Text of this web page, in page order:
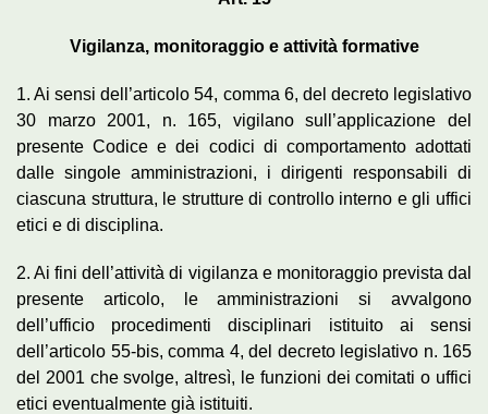
Vigilanza, monitoraggio e attività formative
1. Ai sensi dell’articolo 54, comma 6, del decreto legislativo
30 marzo 2001, n. 165, vigilano sull’applicazione del
presente Codice e dei codici di comportamento adottati
dalle singole amministrazioni, i dirigenti responsabili di
ciascuna struttura, le strutture di controllo interno e gli uffici
etici e di disciplina.
2. Ai fini dell’attività di vigilanza e monitoraggio prevista dal
presente articolo, le amministrazioni si avvalgono
dell’ufficio procedimenti disciplinari istituito ai sensi
dell’articolo 55-bis, comma 4, del decreto legislativo n. 165
del 2001 che svolge, altresì, le funzioni dei comitati o uffici
etici eventualmente già istituiti.